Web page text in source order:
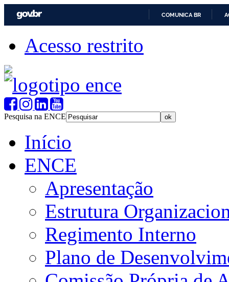
COMUNICA BR
Acesso restrito
Pesquisa na ENCE
Início
ENCE
Apresentação
Estrutura
Regimento Interno
Plano de